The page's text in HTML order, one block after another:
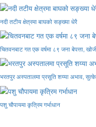
नदी तटीय क्षेत्रमा बाघको सङ्ख्या धेरै
चितवनबाट गत एक वर्षमा ८९ जना बेपत्ता,
भरतपुर अस्पतालमा प्रसूति शय्या अभाव,
पशु चौपायमा कृत्रिम गर्भाधान